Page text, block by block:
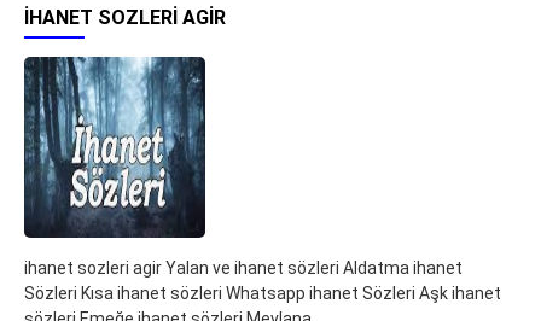
IHANET SOZLERI AGIR
ihanet sozleri agir Yalan ve ihanet sözleri Aldatma ihanet
Sözleri Kısa ihanet sözleri Whatsapp ihanet Sözleri Aşk ihanet